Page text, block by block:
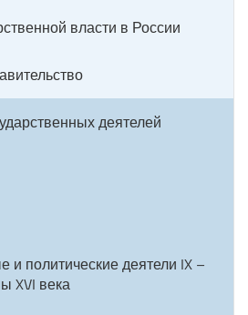
власти в России
деятелей
и политические деятели IX –
XVI века